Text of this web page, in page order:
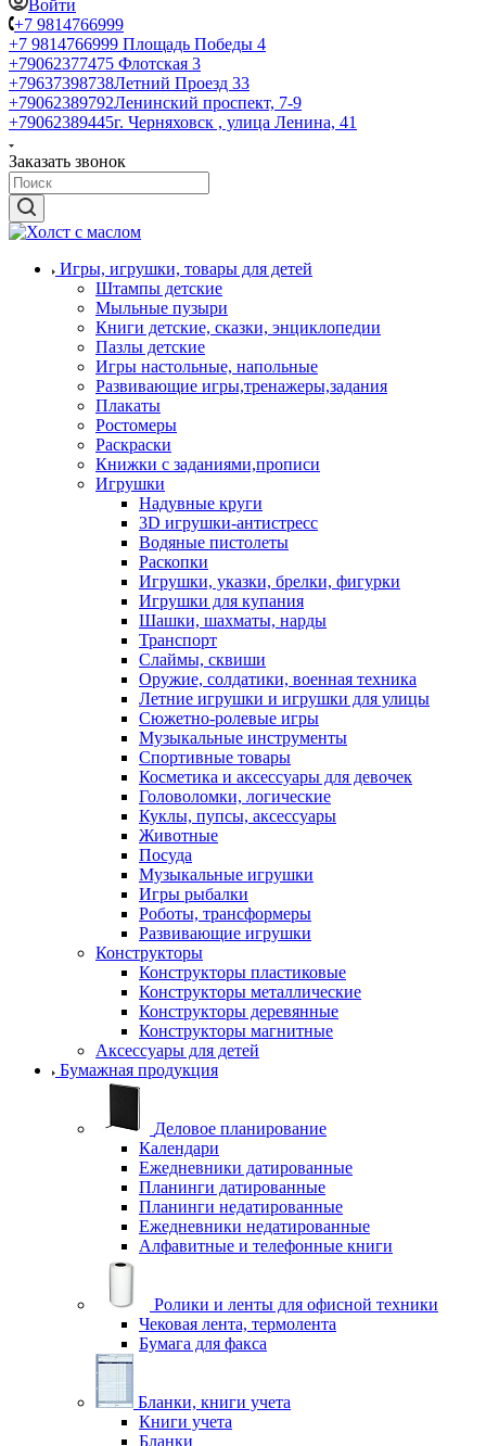
Войти
+7 9814766999
+7 9814766999 Площадь Победы 4
+79062377475 Флотская 3
+79637398738Летний Проезд 33
+79062389792Ленинский проспект, 7-9
+79062389445г. Черняховск , улица Ленина, 41
Заказать звонок
Игры, игрушки, товары для детей
Штампы детские
Мыльные пузыри
Книги детские, сказки, энциклопедии
Пазлы детские
Игры настольные, напольные
Развивающие игры,тренажеры,задания
Плакаты
Ростомеры
Раскраски
Книжки с заданиями,прописи
Игрушки
Надувные круги
3D игрушки-антистресс
Водяные пистолеты
Раскопки
Игрушки, указки, брелки, фигурки
Игрушки для купания
Шашки, шахматы, нарды
Транспорт
Слаймы, сквиши
Оружие, солдатики, военная техника
Летние игрушки и игрушки для улицы
Сюжетно-ролевые игры
Музыкальные инструменты
Спортивные товары
Косметика и аксессуары для девочек
Головоломки, логические
Куклы, пупсы, аксессуары
Животные
Посуда
Музыкальные игрушки
Игры рыбалки
Роботы, трансформеры
Развивающие игрушки
Конструкторы
Конструкторы пластиковые
Конструкторы металлические
Конструкторы деревянные
Конструкторы магнитные
Аксессуары для детей
Бумажная продукция
Деловое планирование
Календари
Ежедневники датированные
Планинги датированные
Планинги недатированные
Ежедневники недатированные
Алфавитные и телефонные книги
Ролики и ленты для офисной техники
Чековая лента, термолента
Бумага для факса
Бланки, книги учета
Книги учета
Бланки